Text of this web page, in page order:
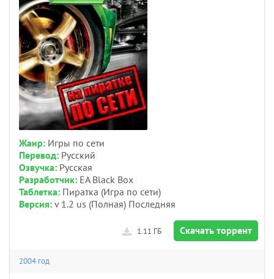
Жанр: Игры по сети
Перевод: Русский
Озвучка: Русская
Разработчик: EA Black Box
Таблетка: Пиратка (Игра по сети)
Версия: v 1.2 us (Полная) Последняя
Скачать торрент
1.11 ГБ
2004 год